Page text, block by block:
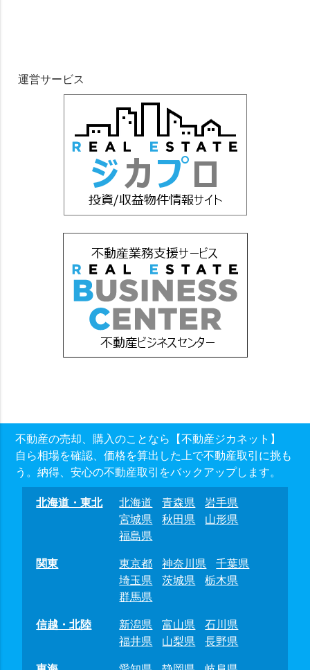
運営サービス
不動産の売却、購入のことなら【不動産ジカネット】
自ら相場を確認、価格を算出した上で不動産取引に挑も
う。納得、安心の不動産取引をバックアップします。
北海道・東北 北海道 青森県
岩手県
宮城県
秋田県
山形県
福島県
関東
東京都 神奈川県
千葉県
埼玉県
茨城県
栃木県
群馬県
信越・北陸
新潟県 富山県
石川県
福井県
山梨県
長野県